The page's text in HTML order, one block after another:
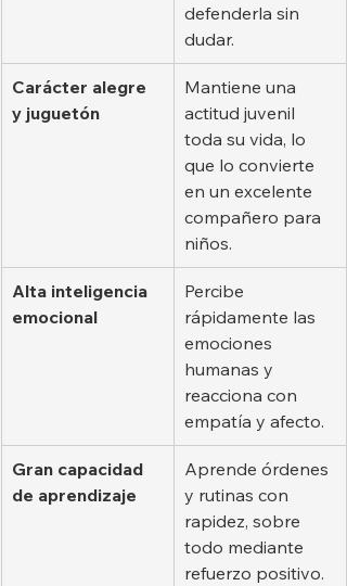
defenderla sin
dudar.
Carácter alegre
y juguetón
Mantiene una
actitud juvenil
toda su vida, lo
que lo convierte
en un excelente
compañero para
niños.
Alta inteligencia
emocional
Percibe
rápidamente las
emociones
humanas y
reacciona con
empatía y afecto.
Gran capacidad
de aprendizaje
Aprende órdenes
y rutinas con
rapidez, sobre
todo mediante
refuerzo positivo.